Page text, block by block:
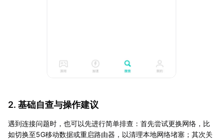
2. 基础自查与操作建议
遇到连接问题时，也可以先进行简单排查：首先尝试更换网络，比
如切换至5G移动数据或重启路由器，以清理本地网络堵塞；其次关